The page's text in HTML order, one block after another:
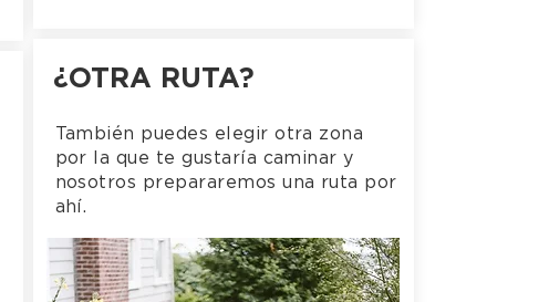
¿OTRA RUTA?
También puedes elegir otra zona
por la que te gustaría caminar y
nosotros prepararemos una ruta por
ahí.